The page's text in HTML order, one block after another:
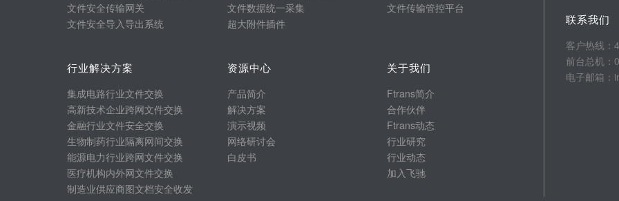
文件安全传输网关
文件安全导入导出系统
文件数据统一采集
超大附件插件
文件传输管控平台
行业解决方案
集成电路行业文件交换
高新技术企业跨网文件交换
金融行业文件安全交换
生物制药行业隔离网间交换
能源电力行业跨网文件交换
医疗机构内外网文件交换
制造业供应商图文档安全收发
资源中心
产品简介
解决方案
演示视频
网络研讨会
白皮书
关于我们
Ftrans简介
合作伙伴
Ftrans动态
行业研究
行业动态
加入飞驰
联系我们
客户热线：
前台总机：
电子邮箱：